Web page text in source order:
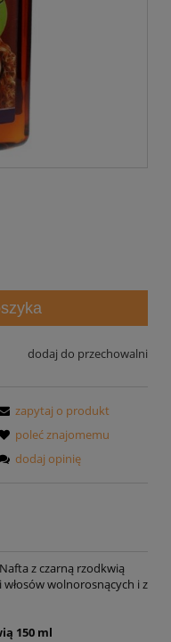
dodaj do przechowalni
zapytaj o produkt
poleć znajomemu
dodaj opinię
z czarną rzodkwią
wolnorosnących i z
150 ml